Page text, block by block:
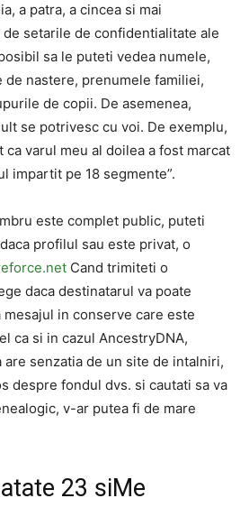
a patra, a cincea si mai
setarile de confidentialitate ale
sa le puteti vedea numele,
de nastere, prenumele familiei,
de copii. De asemenea,
se potrivesc cu voi. De exemplu,
varul meu al doilea a fost marcat
impartit pe 18 segmente”.
este complet public, puteti
profilul sau este privat, o
Cand trimiteti o
daca destinatarul va poate
in conserve care este
ca si in cazul AncestryDNA,
are senzatia de un site de intalniri,
despre fondul dvs. si cautati sa va
v-ar putea fi de mare
23 siMe